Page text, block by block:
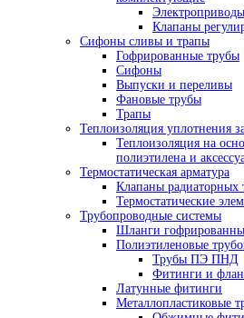
Электроприводы
Клапаны
Сифоны сливы и трапы
Гофрированные трубы
Сифоны
Выпуски и переливы
Фановые трубы
Трапы
Теплоизоляция уплотнения
Теплоизоляция на
полиэтилена и
Термостатическая арматура
Клапаны радиаторных
Термостатические
Трубопроводные системы
Шланги
Полиэтиленовые
Трубы ПЭ ПНД
Фитинги и
Латунные фитинги
Металлопластиковые